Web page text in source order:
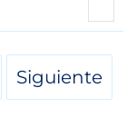
Siguiente